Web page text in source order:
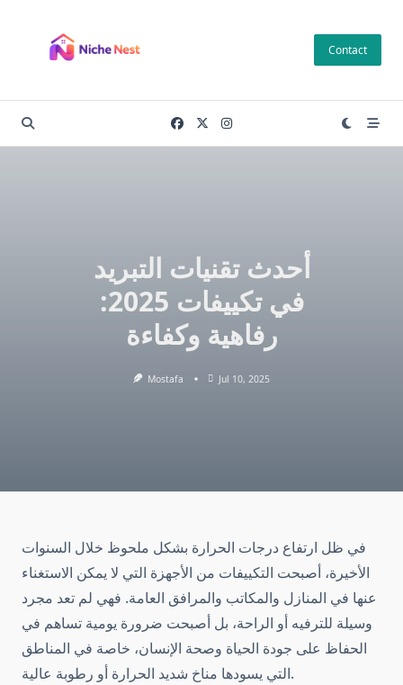
content
Contact
أحدث تقنيات التبريد
في تكييفات 2025:
رفاهية وكفاءة
Mostafa Jul 10, 2025
في ظل ارتفاع درجات الحرارة بشكل ملحوظ خلال السنوات
الأخيرة، أصبحت التكييفات من الأجهزة التي لا يمكن الاستغناء
عنها في المنازل والمكاتب والمرافق العامة. فهي لم تعد مجرد
وسيلة للترفيه أو الراحة، بل أصبحت ضرورة يومية تساهم في
الحفاظ على جودة الحياة وصحة الإنسان، خاصة في المناطق
التي يسودها مناخ شديد الحرارة أو رطوبة عالية.